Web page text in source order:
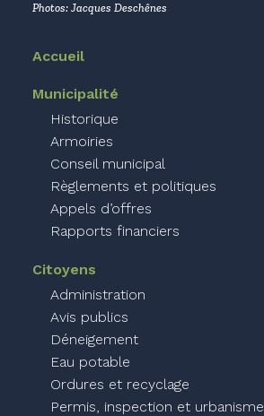
Photos: Jacques Deschênes
Accueil
Municipalité
Historique
Armoiries
Conseil municipal
Règlements et politiques
Appels d’offres
Rapports financiers
Citoyens
Administration
Avis publics
Déneigement
Eau potable
Ordures et recyclage
Permis, inspection et urbanisme